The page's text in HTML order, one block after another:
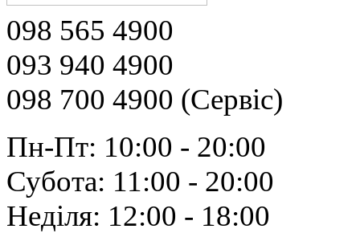
098 565 4900
093 940 4900
098 700 4900 (Сервіс)
Пн-Пт: 10:00 - 20:00
Субота: 11:00 - 20:00
Неділя: 12:00 - 18:00